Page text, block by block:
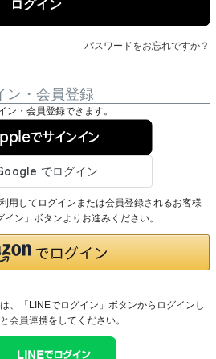
ログイン
パスワードをお忘れですか？
ン・会員登録
ン・会員登録できます。
でサインイン
用してログインまたは会員登録されるお客様
ン」ボタンよりお進みください。
、「LINEでログイン」ボタンからログインし
会員連携をしてください。